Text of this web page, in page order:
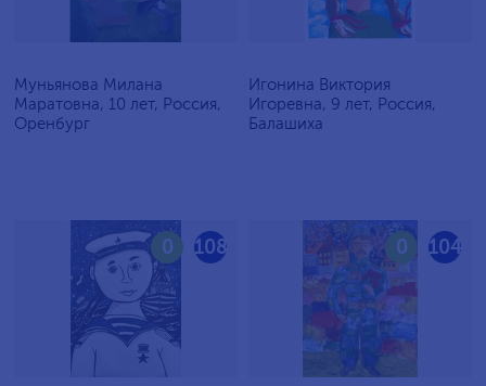
Муньянова Милана
Маратовна, 10 лет, Россия,
Оренбург
Игонина Виктория
Игоревна, 9 лет, Россия,
Балашиха
108
0 104
0